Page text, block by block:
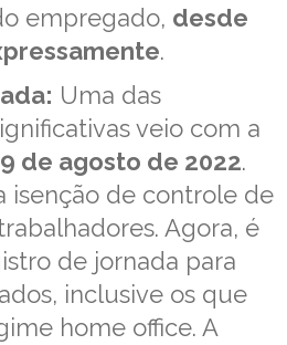
empregado, desde
.
Uma das
veio com a
de agosto de 2022.
isenção de controle de
Agora, é
de jornada para
inclusive os que
home office. A